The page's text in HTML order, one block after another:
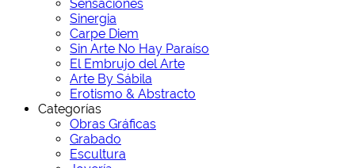
Sensaciones
Sinergia
Carpe Diem
Sin Arte No Hay Paraíso
El Embrujo del Arte
Arte By Sábila
Erotismo & Abstracto
Categorías
Obras Gráficas
Grabado
Escultura